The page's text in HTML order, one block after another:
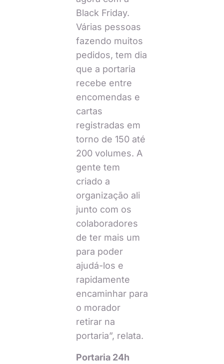
Black Friday.
Várias pessoas
fazendo muitos
pedidos, tem dia
que a portaria
recebe entre
encomendas e
cartas
registradas em
torno de 150 até
200 volumes. A
gente tem
criado a
organização ali
junto com os
colaboradores
de ter mais um
para poder
ajudá-los e
rapidamente
encaminhar para
o morador
retirar na
portaria”, relata.
Portaria 24h